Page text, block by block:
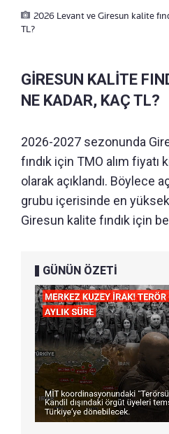
2026 Levant ve Giresun kalite
TL?
GİRESUN KALİTE
NE KADAR, KAÇ TL?
2026-2027 sezonunda
fındık için TMO alım fiyatı
olarak açıklandı. Böylece
grubu içerisinde en
Giresun kalite fındık için
GÜNÜN ÖZETİ